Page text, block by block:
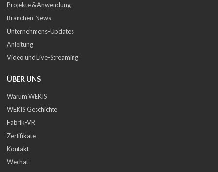
Projekte & Anwendung
Branchen-News
Unternehmens-Updates
Anleitung
Video und Live-Streaming
ÜBER UNS
Warum WEKIS
WEKIS Geschichte
Fabrik-VR
Zertifikate
Kontakt
Wechat